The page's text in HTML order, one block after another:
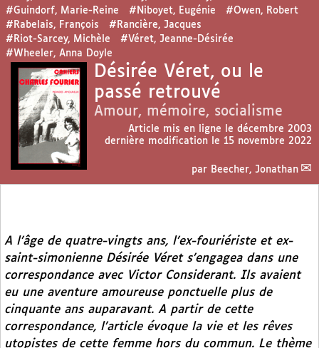
#Guindorf, Marie-Reine
#Niboyet, Eugénie
#Owen, Robert
#Rabelais, François
#Rancière, Jacques
#Riot-Sarcey, Michèle
#Véret, Jeanne-Désirée
#Wheeler, Anna Doyle
Désirée Véret, ou le
passé retrouvé
Amour, mémoire, socialisme
Article mis en ligne le décembre 2003
dernière modification le 15 novembre 2022
par Beecher, Jonathan
A l’âge de quatre-vingts ans, l’ex-fouriériste et ex-
saint-simonienne Désirée Véret s’engagea dans une
correspondance avec Victor Considerant. Ils avaient
eu une aventure amoureuse ponctuelle plus de
cinquante ans auparavant. A partir de cette
correspondance, l’article évoque la vie et les rêves
utopistes de cette femme hors du commun. Le thème